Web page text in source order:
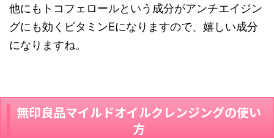
他にもトコフェロールという成分がアンチエイジン
グにも効くビタミンEになりますので、嬉しい成分
になりますね。
無印良品マイルドオイルクレンジングの使い
方